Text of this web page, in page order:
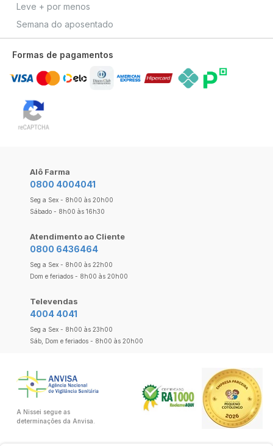
Leve + por menos
Semana do aposentado
Formas de pagamentos
Alô Farma
0800 4004041
Seg a Sex - 8h00 às 20h00
Sábado - 8h00 às 16h30
Atendimento ao Cliente
0800 6436464
Seg a Sex - 8h00 às 22h00
Dom e feriados - 8h00 às 20h00
Televendas
4004 4041
Seg a Sex - 8h00 às 23h00
Sáb, Dom e feriados - 8h00 às 20h00
A Nissei segue as
determinações da Anvisa.